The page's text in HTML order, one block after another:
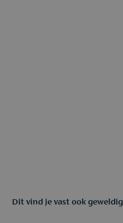
Dit vind je vast ook geweldig